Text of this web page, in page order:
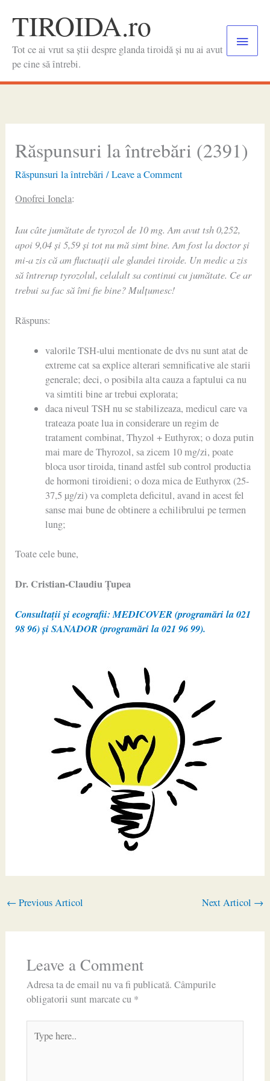
contentTIROIDA.ro
Tot ce ai vrut sa știi despre glanda tiroidă și nu ai avut
pe cine să întrebi.
Main
Răspunsuri la întrebări (2391)
Răspunsuri la întrebări /Leave a Comment
Onofrei Ionela:
Iau câte jumătate de tyrozol de 10 mg. Am avut tsh 0,252,
apoi 9,04 și 5,59 și tot nu mă simt bine. Am fost la doctor și
mi-a zis că am fluctuații ale glandei tiroide. Un medic a zis
să întrerup tyrozolul, celalalt sa continui cu jumătate. Ce ar
trebui sa fac să îmi fie bine? Mulțumesc!
Răspuns:
valorile TSH-ului mentionate de dvs nu sunt atat de
extreme cat sa explice alterari semnificative ale starii
generale; deci, o posibila alta cauza a faptului ca nu
va simtiti bine ar trebui explorata;
daca niveul TSH nu se stabilizeaza, medicul care va
trateaza poate lua in considerare un regim de
tratament combinat, Thyzol + Euthyrox; o doza putin
mai mare de Thyrozol, sa zicem 10 mg/zi, poate
bloca usor tiroida, tinand astfel sub control productia
de hormoni tiroidieni; o doza mica de Euthyrox (25-
37,5 µg/zi) va completa deficitul, avand in acest fel
sanse mai bune de obtinere a echilibrului pe termen
lung;
Toate cele bune,
Dr. Cristian-Claudiu Ţupea
Consultații și ecografii: MEDICOVER (programări la 021
98 96) și SANADOR (programări la 021 96 99).
← Previous Articol Next Articol →
Leave a Comment
Adresa ta de email nu va fi publicată. Câmpurile
obligatorii sunt marcate cu *
here..